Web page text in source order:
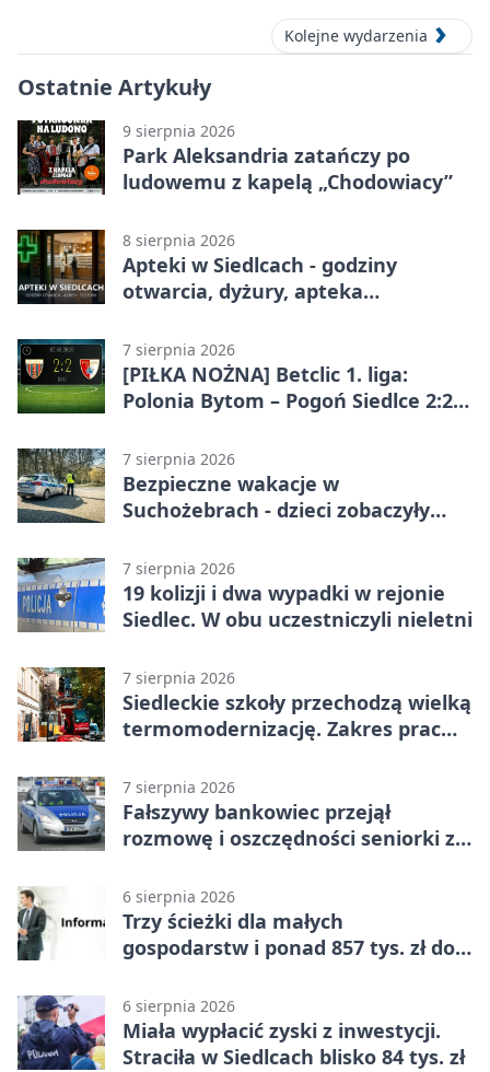
Kolejne wydarzenia
Ostatnie Artykuły
9 sierpnia 2026
Park Aleksandria zatańczy po
ludowemu z kapelą „Chodowiacy”
8 sierpnia 2026
Apteki w Siedlcach - godziny
otwarcia, dyżury, apteka
7 sierpnia 2026
[PIŁKA NOŻNA] Betclic 1. liga:
Polonia Bytom – Pogoń Siedlce 2:2.
emocjonującej końcówce
7 sierpnia 2026
Bezpieczne wakacje w
Suchożebrach - dzieci zobaczyły
7 sierpnia 2026
19 kolizji i dwa wypadki w rejonie
Siedlec. W obu uczestniczyli nieletni
7 sierpnia 2026
Siedleckie szkoły przechodzą wielką
termomodernizację. Zakres prac
7 sierpnia 2026
Fałszywy bankowiec przejął
rozmowę i oszczędności seniorki z
6 sierpnia 2026
Trzy ścieżki dla małych
gospodarstw i ponad 857 tys. zł do
6 sierpnia 2026
Miała wypłacić zyski z inwestycji.
Straciła w Siedlcach blisko 84 tys. zł